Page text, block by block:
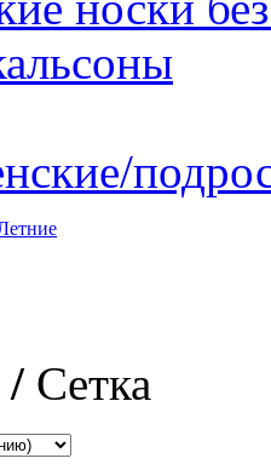
/ Сетка